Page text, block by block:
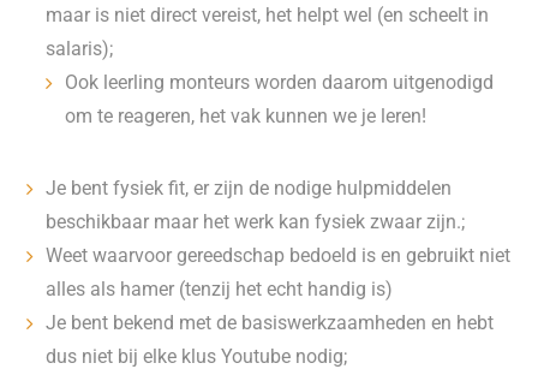
maar is niet direct vereist, het helpt wel (en scheelt in
salaris);
Ook leerling monteurs worden daarom uitgenodigd
om te reageren, het vak kunnen we je leren!
Je bent fysiek fit, er zijn de nodige hulpmiddelen
beschikbaar maar het werk kan fysiek zwaar zijn.;
Weet waarvoor gereedschap bedoeld is en gebruikt niet
alles als hamer (tenzij het echt handig is)
Je bent bekend met de basiswerkzaamheden en hebt
dus niet bij elke klus Youtube nodig;